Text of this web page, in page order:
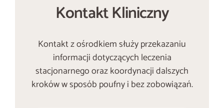
Kontakt Kliniczny
Kontakt z ośrodkiem służy przekazaniu
informacji dotyczących leczenia
stacjonarnego oraz koordynacji dalszych
kroków w sposób poufny i bez zobowiązań.